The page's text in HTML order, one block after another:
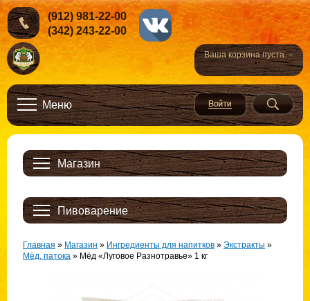
Ваша корзина пуста. –
(912) 981-22-00
(342) 243-22-00
Меню
Магазин
Пивоварение
Главная » Магазин » Ингредиенты для напитков » Экстракты »
Мёд, патока » Мёд «Луговое Разнотравье» 1 кг